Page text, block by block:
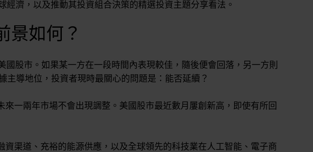
濟，以及推動其投資組合決策的精選投資主題分享看法。
景如何？
股市。如果某一方在一段時間內表現較佳，隨後便會回落，另一方則
導地位，投資者現時最關心的問題是：能否延續？
一兩年市場不會出現調整。美國股市最近數月屢創新高，即使有所回
渠道、充裕的能源供應，以及全球領先的科技業在人工智能、電子商